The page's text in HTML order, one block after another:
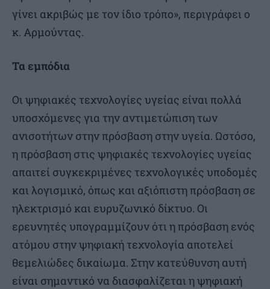
γίνει ακριβώς με τον ίδιο τρόπο», περιγράφει ο
κ. Αρμούντας.
Τα εμπόδια
Οι ψηφιακές τεχνολογίες υγείας είναι πολλά
υποσχόμενες για την αντιμετώπιση των
ανισοτήτων στην πρόσβαση στην υγεία. Ωστόσο,
η πρόσβαση στις ψηφιακές τεχνολογίες υγείας
απαιτεί συγκεκριμένες τεχνολογικές υποδομές
και λογισμικό, όπως και αξιόπιστη πρόσβαση σε
ηλεκτρισμό και ευρυζωνικό δίκτυο. Οι
ερευνητές υπογραμμίζουν ότι η πρόσβαση ενός
ατόμου στην ψηφιακή τεχνολογία αποτελεί
θεμελιώδες δικαίωμα. Στην κατεύθυνση αυτή
είναι σημαντικό να διασφαλίζεται η ψηφιακή